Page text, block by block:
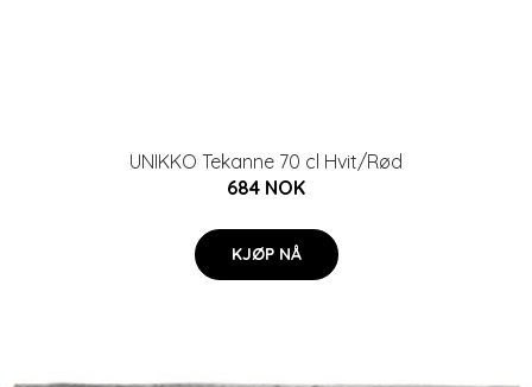
UNIKKO Tekanne 70 cl Hvit/Rød
684 NOK
KJØP NÅ